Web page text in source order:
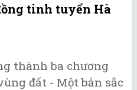
tinh tuyển Hà
thành ba chương
đất - Một bản sắc